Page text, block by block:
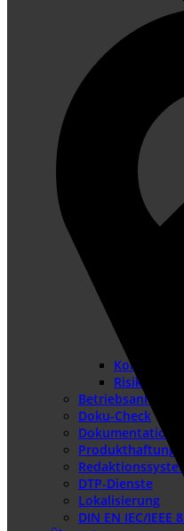
Doku-Check
Produkthaftung
DTP-Dienste
Lokalisierung
DIN EN IEC/IEEE